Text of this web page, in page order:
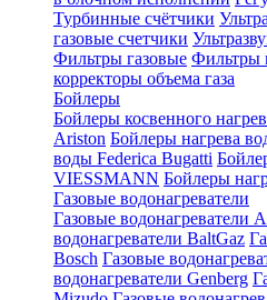
Турбинные счётчики
газовые счетчики
Фильтры газовые Фильтры
корректоры объема газа
Бойлеры
Бойлеры косвенного
Ariston Бойлеры нагрева
воды Federica Bugatti
VIESSMANN Бойлеры
Газовые водонагреватели
Газовые водонагреватели
водонагреватели BaltGaz
Bosch Газовые
водонагреватели Genberg